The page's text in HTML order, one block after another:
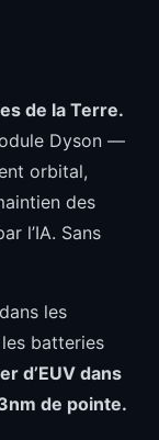
de la Terre.
Dyson —
orbital,
des
l’IA. Sans
les
batteries
d’EUV dans
de pointe.